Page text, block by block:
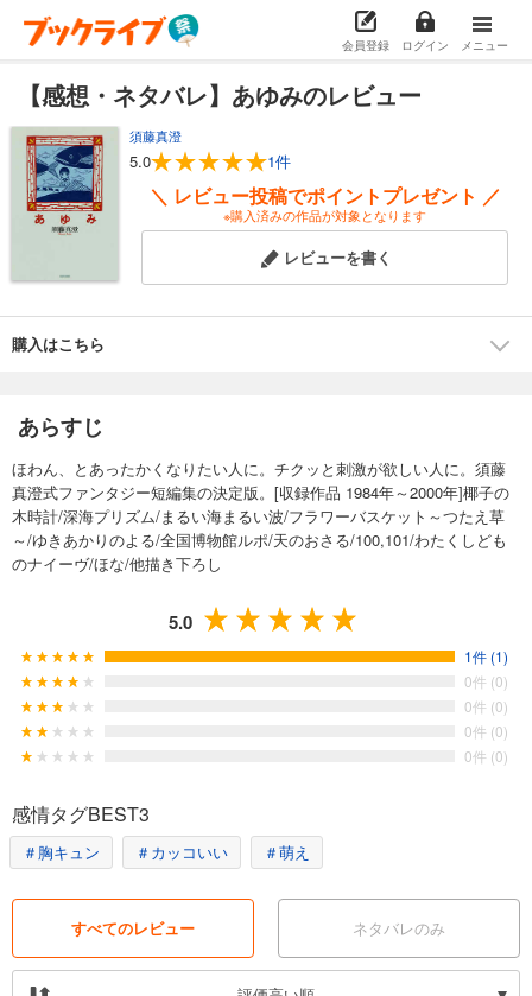
会員登録 ログイン メニュー
【感想・ネタバレ】あゆみのレビュー
須藤真澄
5.0 1件
＼ レビュー投稿でポイントプレゼント ／
※購入済みの作品が対象となります
レビューを書く
購入はこちら
あらすじ
ほわん、とあったかくなりたい人に。チクッと刺激が欲しい人に。須藤
真澄式ファンタジー短編集の決定版。[収録作品 1984年～2000年]椰子の
木時計/深海プリズム/まるい海まるい波/フラワーバスケット～つたえ草
～/ゆきあかりのよる/全国博物館ルポ/天のおさる/100,101/わたくしども
のナイーヴ/ほな/他描き下ろし
5.0
1件 (1)
0件 (0)
0件 (0)
0件 (0)
0件 (0)
感情タグBEST3
＃胸キュン ＃カッコいい ＃萌え
すべてのレビュー ネタバレのみ